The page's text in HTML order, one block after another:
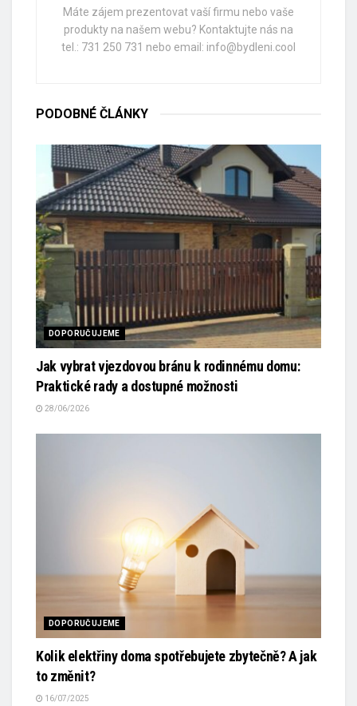
Máte zájem prezentovat vaší firmu nebo vaše
produkty na našem webu? Kontaktujte nás na
tel.: 731 250 731 nebo email: info@bydleni.cool
PODOBNÉ ČLÁNKY
DOPORUČUJEME
Jak vybrat vjezdovou bránu k rodinnému domu:
Praktické rady a dostupné možnosti
28/06/2026
DOPORUČUJEME
Kolik elektřiny doma spotřebujete zbytečně? A jak
to změnit?
16/07/2025